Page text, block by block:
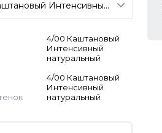
4/00 Каштановый
Интенсивный
натуральный
4/00 Каштановый
Интенсивный
натуральный